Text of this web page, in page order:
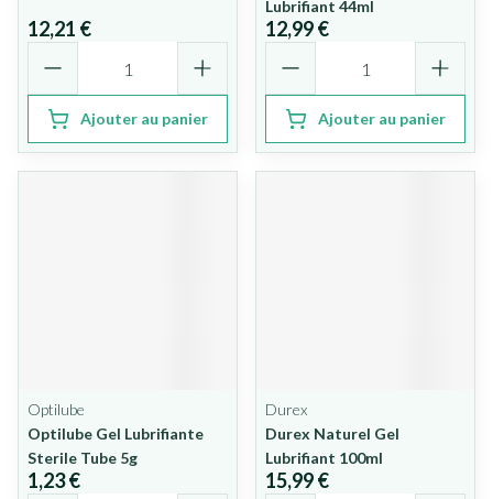
12,21 €
Ajouter au panier
Lubrifiant 44ml
12,99 €
Ajouter au panier
Optilube
Optilube Gel Lubrifiante
Sterile Tube 5g
1,23 €
Durex
Durex Naturel Gel
Lubrifiant 100ml
15,99 €